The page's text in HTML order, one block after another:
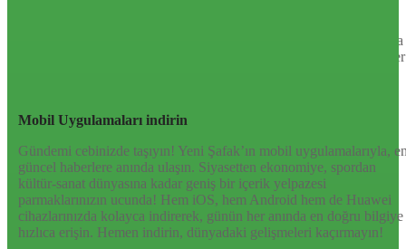
bir yelpazede sunduğu haberlerle, hem Türkiye’de hem de dünyada
neler olup bittiğini anında öğrenin. Dijital platformlarıyla her an, her
Mobil Uygulamaları indirin
Gündemi cebinizde taşıyın! Yeni Şafak’ın mobil uygulamalarıyla,
güncel haberlere anında ulaşın. Siyasetten ekonomiye, spordan
kültür-sanat dünyasına kadar geniş bir içerik yelpazesi
parmaklarınızın ucunda! Hem iOS, hem Android hem de Huawei
cihazlarınızda kolayca indirerek, günün her anında en doğru bilgiye
hızlıca erişin. Hemen indirin, dünyadaki gelişmeleri kaçırmayın!